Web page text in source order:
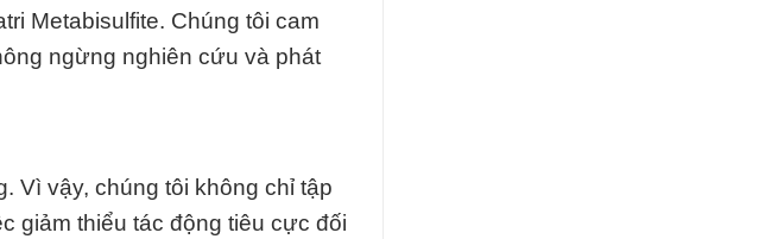
Metabisulfite. Chúng tôi cam
ngừng nghiên cứu và phát
Vì vậy, chúng tôi không chỉ tập
giảm thiểu tác động tiêu cực đối